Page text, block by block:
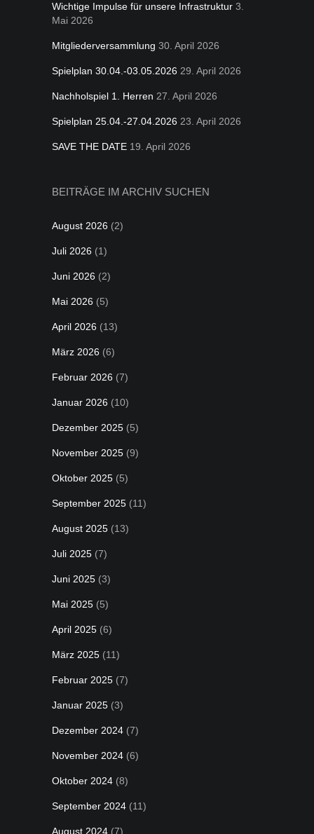
Wichtige Impulse für unsere Infrastruktur 3.
Mai 2026
Mitgliederversammlung 30. April 2026
Spielplan 30.04.-03.05.2026 29. April 2026
Nachholspiel 1. Herren 27. April 2026
Spielplan 25.04.-27.04.2026 23. April 2026
SAVE THE DATE 19. April 2026
BEITRÄGE IM ARCHIV SUCHEN
August 2026 (2)
Juli 2026 (1)
Juni 2026 (2)
Mai 2026 (5)
April 2026 (13)
März 2026 (6)
Februar 2026 (7)
Januar 2026 (10)
Dezember 2025 (5)
November 2025 (9)
Oktober 2025 (5)
September 2025 (11)
August 2025 (13)
Juli 2025 (7)
Juni 2025 (3)
Mai 2025 (5)
April 2025 (6)
März 2025 (11)
Februar 2025 (7)
Januar 2025 (3)
Dezember 2024 (7)
November 2024 (6)
Oktober 2024 (8)
September 2024 (11)
August 2024 (7)